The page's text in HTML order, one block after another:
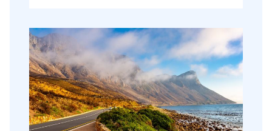
wordt ontvangen met de hartelijke
gastvrijheid die zo kenmerkend is voor de
Zuid-Afrikaanse bevolking. Bij Van Verre
stel je jouw eigen reis samen. Laat je
inspireren door dit reisschema. Geef jouw
persoonlijke wensen en ideeën door en de